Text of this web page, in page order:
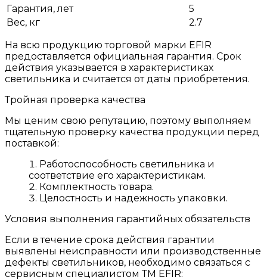
Гарантия, лет
5
Вес, кг
2.7
На всю продукцию торговой марки EFIR
предоставляется официальная гарантия. Срок
действия указывается в характеристиках
светильника и считается от даты приобретения.
Тройная проверка качества
Мы ценим свою репутацию, поэтому выполняем
тщательную проверку качества продукции перед
поставкой:
Работоспособность светильника и
соответствие его характеристикам.
Комплектность товара.
Целостность и надежность упаковки.
Условия выполнения гарантийных обязательств
Если в течение срока действия гарантии
выявлены неисправности или производственные
дефекты светильников, необходимо связаться с
сервисным специалистом ТМ EFIR: